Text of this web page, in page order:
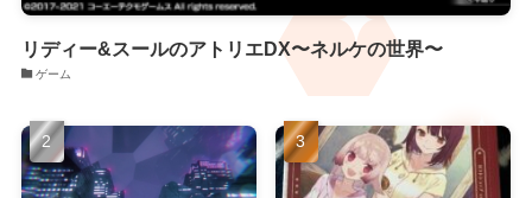
リディー&スールのアトリエDX〜ネルケの世界〜
ゲーム